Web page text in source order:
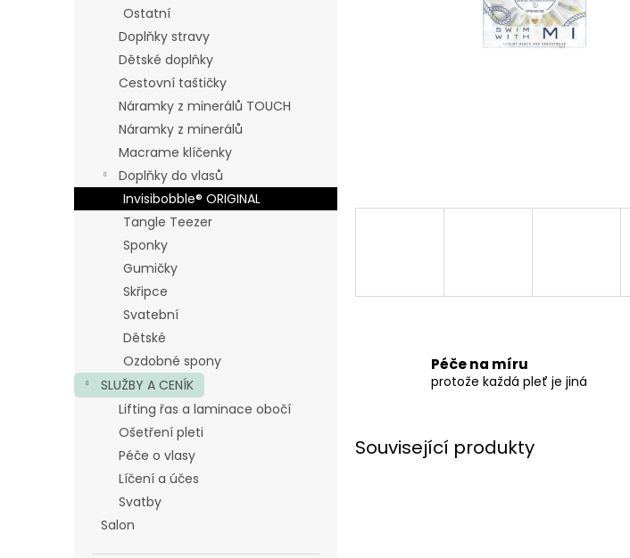
Ostatní
Doplňky stravy
Dětské doplňky
Cestovní taštičky
Náramky z minerálů TOUCH
Náramky z minerálů
Macrame klíčenky
Doplňky do vlasů
Invisibobble® ORIGINAL
Tangle Teezer
Sponky
Gumičky
Skřipce
Svatební
Dětské
Ozdobné spony
SLUŽBY A CENÍK
Lifting řas a laminace obočí
Ošetření pleti
Péče o vlasy
Líčení a účes
Svatby
Salon
Péče na míru
protože každá pleť je jiná
Související produkty